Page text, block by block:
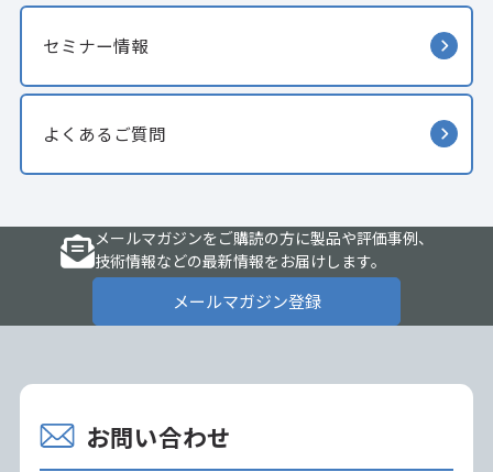
セミナー情報
よくあるご質問
メールマガジンをご購読の方に製品や評価事例、
技術情報などの最新情報をお届けします。
メールマガジン登録
お問い合わせ